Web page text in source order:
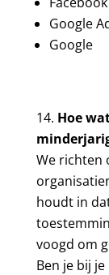
Google
Google
Hoe
We richten
organisatie
houdt in
voogd om
Ben je bij